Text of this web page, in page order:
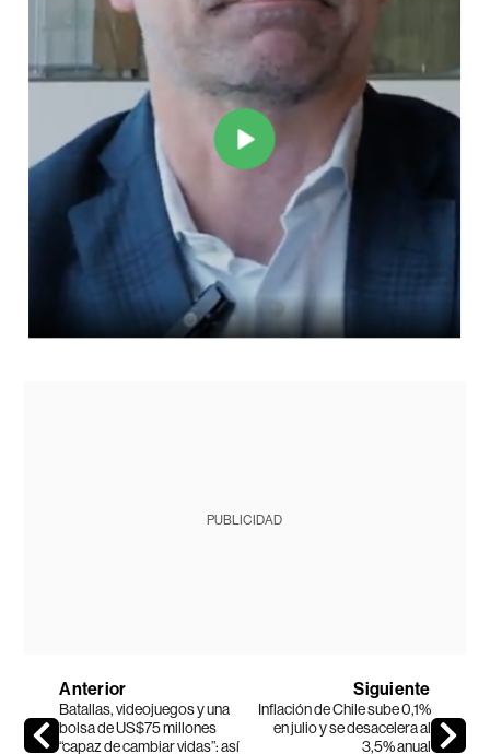
PUBLICIDAD
Anterior
Batallas, videojuegos y una
bolsa de US$75 millones
“capaz de cambiar vidas”: así
Siguiente
Inflación de Chile sube 0,1%
en julio y se desacelera al
3,5% anual